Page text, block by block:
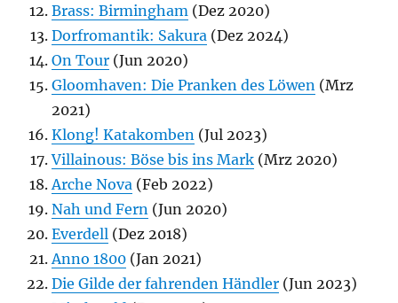
Brass: Birmingham (Dez 2020)
Dorfromantik: Sakura (Dez 2024)
On Tour (Jun 2020)
Gloomhaven: Die Pranken des Löwen (Mrz
2021)
Klong! Katakomben (Jul 2023)
Villainous: Böse bis ins Mark (Mrz 2020)
Arche Nova (Feb 2022)
Nah und Fern (Jun 2020)
Everdell (Dez 2018)
Anno 1800 (Jan 2021)
Die Gilde der fahrenden Händler (Jun 2023)